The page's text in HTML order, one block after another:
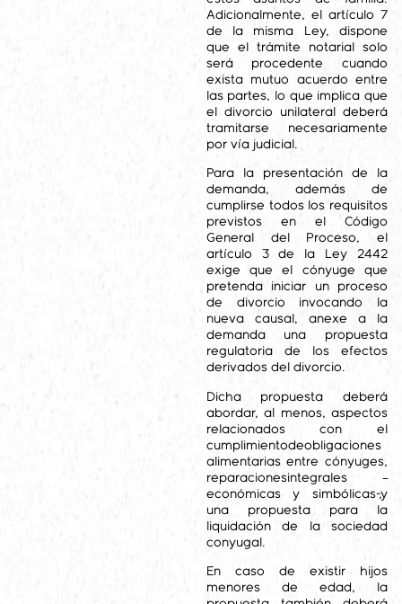
Adicionalmente, el artículo 7
de la misma Ley, dispone
que el trámite notarial solo
será procedente cuando
exista mutuo acuerdo entre
las partes, lo que implica que
el divorcio unilateral deberá
tramitarse necesariamente
por vía judicial.
Para la presentación de la
demanda, además de
cumplirse todos los requisitos
previstos en el Código
General del Proceso, el
artículo 3 de la Ley 2442
exige que el cónyuge que
pretenda iniciar un proceso
de divorcio invocando la
nueva causal, anexe a la
demanda una propuesta
regulatoria de los efectos
derivados del divorcio.
Dicha propuesta deberá
abordar, al menos, aspectos
relacionados con el
cumplimientodeobligaciones
alimentarias entre cónyuges,
reparacionesintegrales–
económicas y simbólicas-,y
una propuesta para la
liquidación de la sociedad
conyugal.
En caso de existir hijos
menores de edad, la